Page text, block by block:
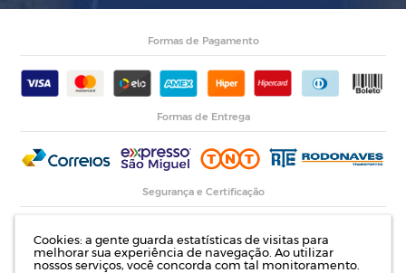
Cookies: a gente guarda estatísticas de visitas para
melhorar sua experiência de navegação. Ao utilizar
nossos serviços, você concorda com tal monitoramento.
Formas de Pagamento
Formas de Entrega
Segurança e Certificação